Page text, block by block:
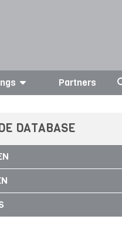
Partners
DATABASE